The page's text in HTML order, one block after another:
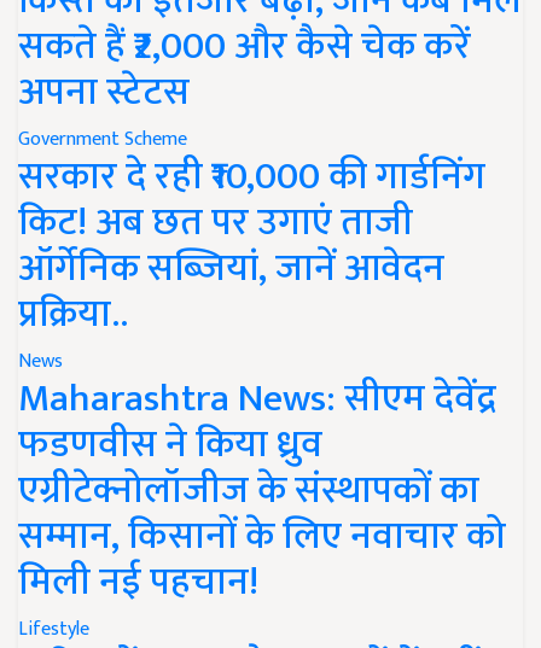
सकते हैं ₹2,000 और कैसे चेक करें
अपना स्टेटस
Government Scheme
सरकार दे रही ₹10,000 की गार्डनिंग
किट! अब छत पर उगाएं ताजी
ऑर्गेनिक सब्जियां, जानें आवेदन
प्रक्रिया..
News
Maharashtra News: सीएम देवेंद्र
फडणवीस ने किया ध्रुव
एग्रीटेक्नोलॉजीज के संस्थापकों का
सम्मान, किसानों के लिए नवाचार को
मिली नई पहचान!
Lifestyle